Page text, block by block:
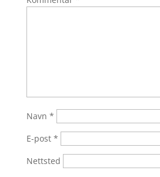
Navn *
E-post *
Nettsted